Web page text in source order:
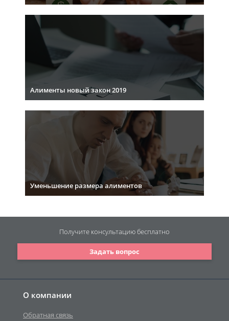
Алименты новый закон 2019
Уменьшение размера алиментов
О компании
Обратная связь
Задать вопрос
Получите консультациюбесплатно